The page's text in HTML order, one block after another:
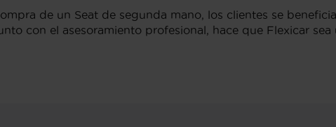
de un Seat de segunda mano, los clientes se
con el asesoramiento profesional, hace que Flexicar